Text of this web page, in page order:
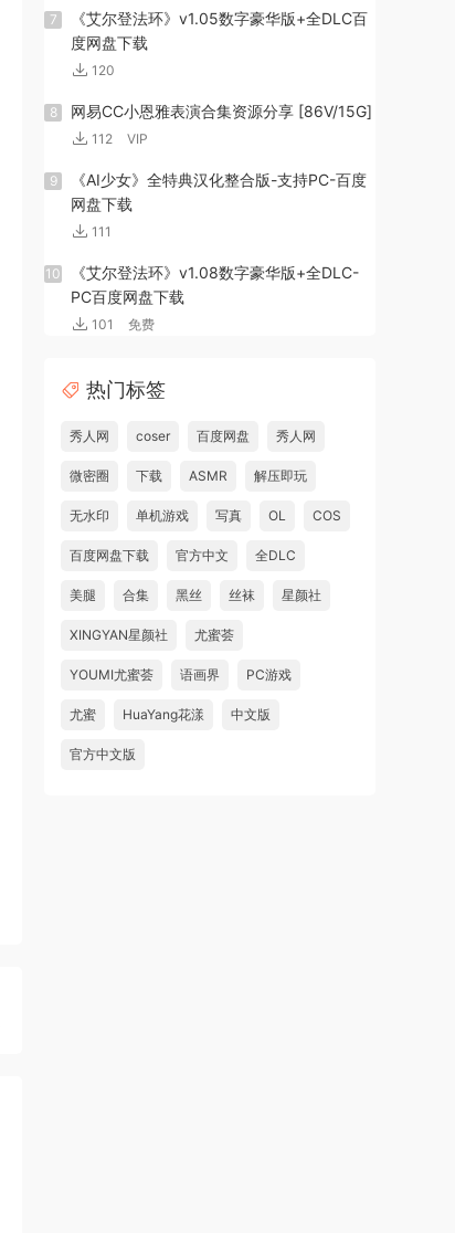
7
《艾尔登法环》v1.05数字豪华版+全DLC百
度网盘下载
120
8 网易CC小恩雅表演合集资源分享 [86V/15G]
112 VIP
9
《AI少女》全特典汉化整合版-支持PC-百度
网盘下载
111
10
《艾尔登法环》v1.08数字豪华版+全DLC-
PC百度网盘下载
101 免费
热门标签
秀人网 coser 百度网盘 秀人网
微密圈 下载 ASMR 解压即玩
无水印 单机游戏 写真 OL COS
百度网盘下载 官方中文 全DLC
美腿 合集 黑丝 丝袜 星颜社
XINGYAN星颜社 尤蜜荟
YOUMI尤蜜荟 语画界 PC游戏
尤蜜 HuaYang花漾 中文版
官方中文版